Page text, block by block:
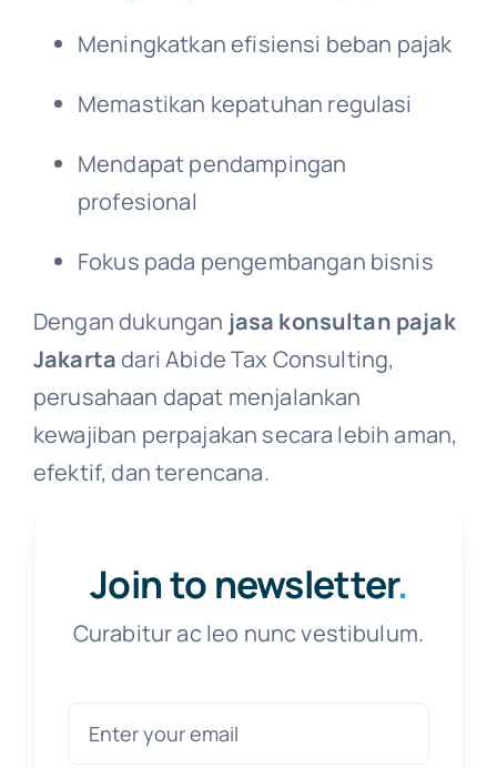
Meningkatkan efisiensi beban pajak
Memastikan kepatuhan regulasi
Mendapat pendampingan
profesional
Fokus pada pengembangan bisnis
Dengan dukungan jasa konsultan pajak
Jakartadari Abide Tax Consulting,
perusahaan dapat menjalankan
kewajiban perpajakan secara lebih aman,
efektif, dan terencana.
Join to newsletter.
Curabitur ac leo nunc vestibulum.